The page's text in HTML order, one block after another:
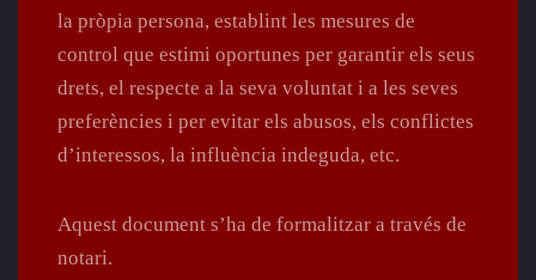
la pròpia persona, establint les mesures de
control que estimi oportunes per garantir els seus
drets, el respecte a la seva voluntat i a les seves
preferències i per evitar els abusos, els conflictes
d’interessos, la influència indeguda, etc.
Aquest document s’ha de formalitzar a través de
notari.